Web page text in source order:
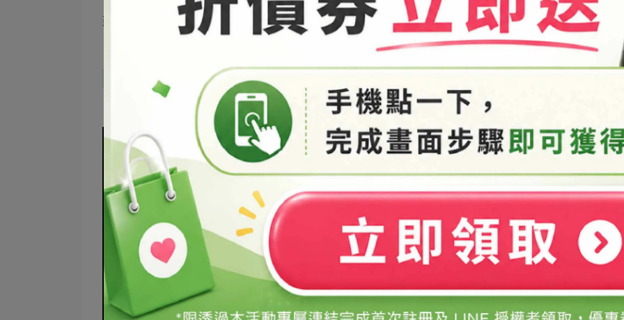
全效清潔用品增稠劑：
建議用量：2~5% 屬顆粒狀，需要加熱到70度以上才能溶解，當有熱度不會有稠度，冷卻時才會顯現出稠